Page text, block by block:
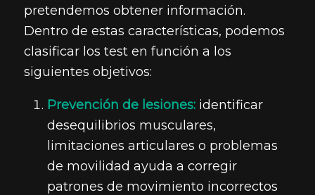
pretendemos obtener información.
Dentro de estas características, podemos
clasificar los test en función a los
siguientes objetivos:
Prevención de lesiones: identificar
desequilibrios musculares,
limitaciones articulares o problemas
de movilidad ayuda a corregir
patrones de movimiento incorrectos